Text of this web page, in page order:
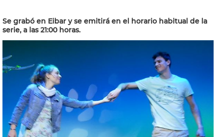
Se grabó en Eibar y se emitirá en el horario habitual de la
serie, a las 21:00 horas.